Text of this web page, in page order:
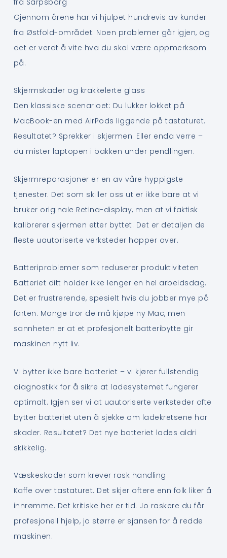
Gjennom årene har vi hjulpet hundrevis av kunder
fra Østfold-området. Noen problemer går igjen, og
det er verdt å vite hva du skal være oppmerksom
på.
Skjermskader og krakkelerte glass
Den klassiske scenarioet: Du lukker lokket på
MacBook-en med AirPods liggende på tastaturet.
Resultatet? Sprekker i skjermen. Eller enda verre –
du mister laptopen i bakken under pendlingen.
Skjermreparasjoner er en av våre hyppigste
tjenester. Det som skiller oss ut er ikke bare at vi
bruker originale Retina-display, men at vi faktisk
kalibrerer skjermen etter byttet. Det er detaljen de
fleste uautoriserte verksteder hopper over.
Batteriproblemer som reduserer produktiviteten
Batteriet ditt holder ikke lenger en hel arbeidsdag.
Det er frustrerende, spesielt hvis du jobber mye på
farten. Mange tror de må kjøpe ny Mac, men
sannheten er at et profesjonelt batteribytte gir
maskinen nytt liv.
Vi bytter ikke bare batteriet – vi kjører fullstendig
diagnostikk for å sikre at ladesystemet fungerer
optimalt. Igjen ser vi at uautoriserte verksteder ofte
bytter batteriet uten å sjekke om ladekretsene har
skader. Resultatet? Det nye batteriet lades aldri
skikkelig.
Væskeskader som krever rask handling
Kaffe over tastaturet. Det skjer oftere enn folk liker å
innrømme. Det kritiske her er tid. Jo raskere du får
profesjonell hjelp, jo større er sjansen for å redde
maskinen.